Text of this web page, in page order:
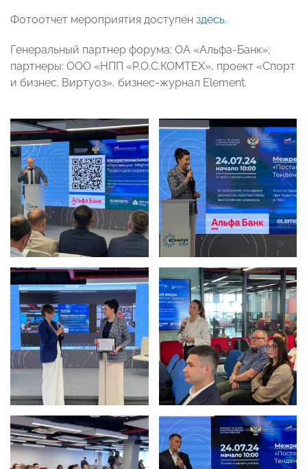
Фотоотчет мероприятия доступен здесь.
Генеральный партнер форума: ОА «Альфа-Банк»;
партнеры: ООО «НПП «Р.О.С.КОМТЕХ», проект «Спорт
и бизнес. Виртуоз», бизнес-журнал Element.